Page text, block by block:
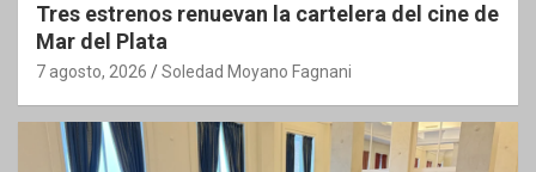
Tres estrenos renuevan la cartelera del cine de
Mar del Plata
7 agosto, 2026 Soledad Moyano Fagnani